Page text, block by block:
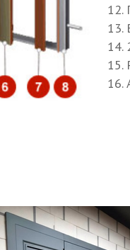
12.
13.
14.
15.
16.